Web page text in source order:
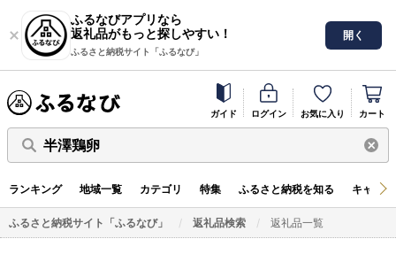
ふるなびアプリなら
返礼品がもっと探しやすい！
ふるさと納税サイト「ふるなび」
開く
ガイド ログイン お気に入り カート
半澤鶏卵
ランキング 地域一覧 カテゴリ 特集 ふるさと納税を知る キャン
ふるさと納税サイト「ふるなび」 返礼品検索 返礼品一覧